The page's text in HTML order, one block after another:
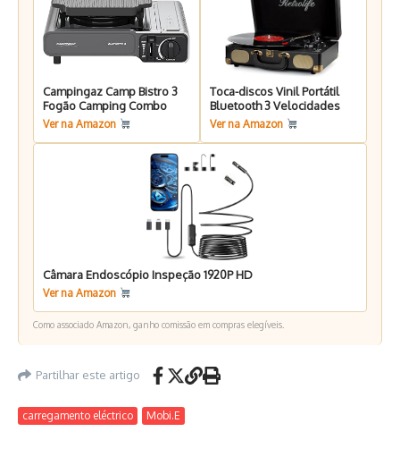
Campingaz Camp Bistro 3
Fogão Camping Combo
Ver na Amazon
Toca-discos Vinil Portátil
Bluetooth 3 Velocidades
Ver na Amazon
Câmara Endoscópio Inspeção 1920P HD
Ver na Amazon
Como associado Amazon, ganho comissão em compras elegíveis.
Partilhar este artigo
carregamento eléctrico Mobi.E